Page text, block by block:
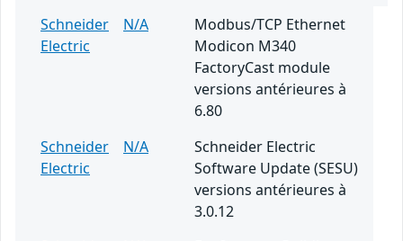
Schneider
Electric
N/A
Modbus/TCP Ethernet
Modicon M340
FactoryCast module
versions antérieures à
6.80
Schneider
Electric
N/A
Schneider Electric
Software Update (SESU)
versions antérieures à
3.0.12